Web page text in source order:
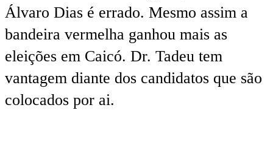
Álvaro Dias é errado. Mesmo assim a
bandeira vermelha ganhou mais as
eleições em Caicó. Dr. Tadeu tem
vantagem diante dos candidatos que são
colocados por ai.